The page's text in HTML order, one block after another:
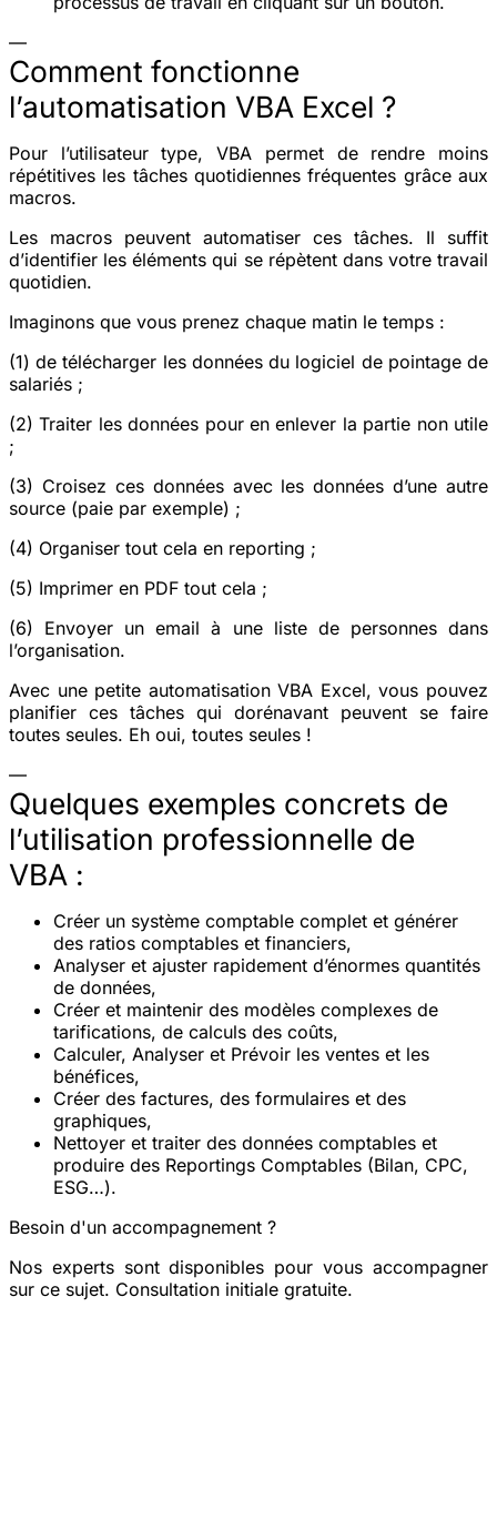
—
Comment fonctionne
l’automatisation VBA Excel ?
Pour l’utilisateur type, VBA permet de rendre moins
répétitives les tâches quotidiennes fréquentes grâce aux
macros.
Les macros peuvent automatiser ces tâches. Il suffit
d’identifier les éléments qui se répètent dans votre travail
quotidien.
Imaginons que vous prenez chaque matin le temps :
(1) de télécharger les données du logiciel de pointage de
salariés ;
(2) Traiter les données pour en enlever la partie non utile
;
(3) Croisez ces données avec les données d’une autre
source (paie par exemple) ;
(4) Organiser tout cela en reporting ;
(5) Imprimer en PDF tout cela ;
(6) Envoyer un email à une liste de personnes dans
l’organisation.
Avec une petite automatisation VBA Excel, vous pouvez
planifier ces tâches qui dorénavant peuvent se faire
toutes seules. Eh oui, toutes seules !
—
Quelques exemples concrets de
l’utilisation professionnelle de
VBA :
Créer un système comptable complet et générer
des ratios comptables et financiers,
Analyser et ajuster rapidement d’énormes quantités
de données,
Créer et maintenir des modèles complexes de
tarifications, de calculs des coûts,
Calculer, Analyser et Prévoir les ventes et les
bénéfices,
Créer des factures, des formulaires et des
graphiques,
Nettoyer et traiter des données comptables et
produire des Reportings Comptables (Bilan, CPC,
ESG…).
Besoin d'un accompagnement ?
Nos experts sont disponibles pour vous accompagner
sur ce sujet. Consultation initiale gratuite.